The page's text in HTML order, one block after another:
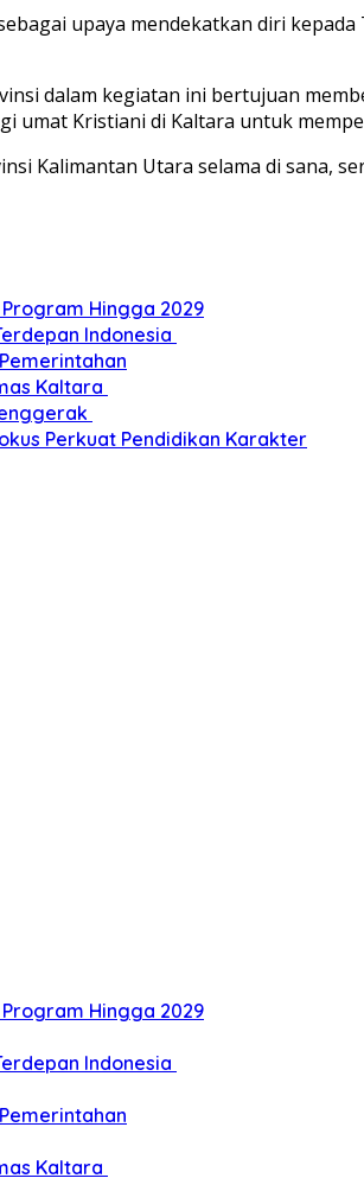
upaya mendekatkan diri
dalam kegiatan ini bertujuan
umat Kristiani di Kaltara untuk
Kalimantan Utara selama di sana,
Program Hingga 2029
Indonesia
Kaltara
Perkuat Pendidikan Karakter
Program Hingga 2029
Indonesia
Kaltara